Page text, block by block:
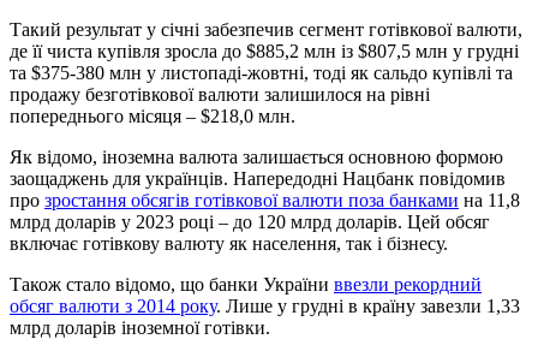
Такий результат у січні забезпечив сегмент готівкової валюти,
де її чиста купівля зросла до $885,2 млн із $807,5 млн у грудні
та $375-380 млн у листопаді-жовтні, тоді як сальдо купівлі та
продажу безготівкової валюти залишилося на рівні
попереднього місяця – $218,0 млн.
Як відомо, іноземна валюта залишається основною формою
заощаджень для українців. Напередодні Нацбанк повідомив
про зростання обсягів готівкової валюти поза банками на 11,8
млрд доларів у 2023 році – до 120 млрд доларів. Цей обсяг
включає готівкову валюту як населення, так і бізнесу.
Також стало відомо, що банки України ввезли рекордний
обсяг валюти з 2014 року. Лише у грудні в країну завезли 1,33
млрд доларів іноземної готівки.